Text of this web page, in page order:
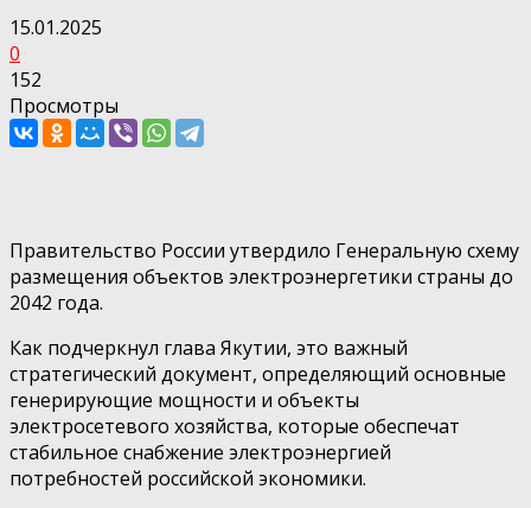
15.01.2025
0
152
Просмотры
Правительство России утвердило Генеральную схему
размещения объектов электроэнергетики страны до
2042 года.
Как подчеркнул глава Якутии, это важный
стратегический документ, определяющий основные
генерирующие мощности и объекты
электросетевого хозяйства, которые обеспечат
стабильное снабжение электроэнергией
потребностей российской экономики.